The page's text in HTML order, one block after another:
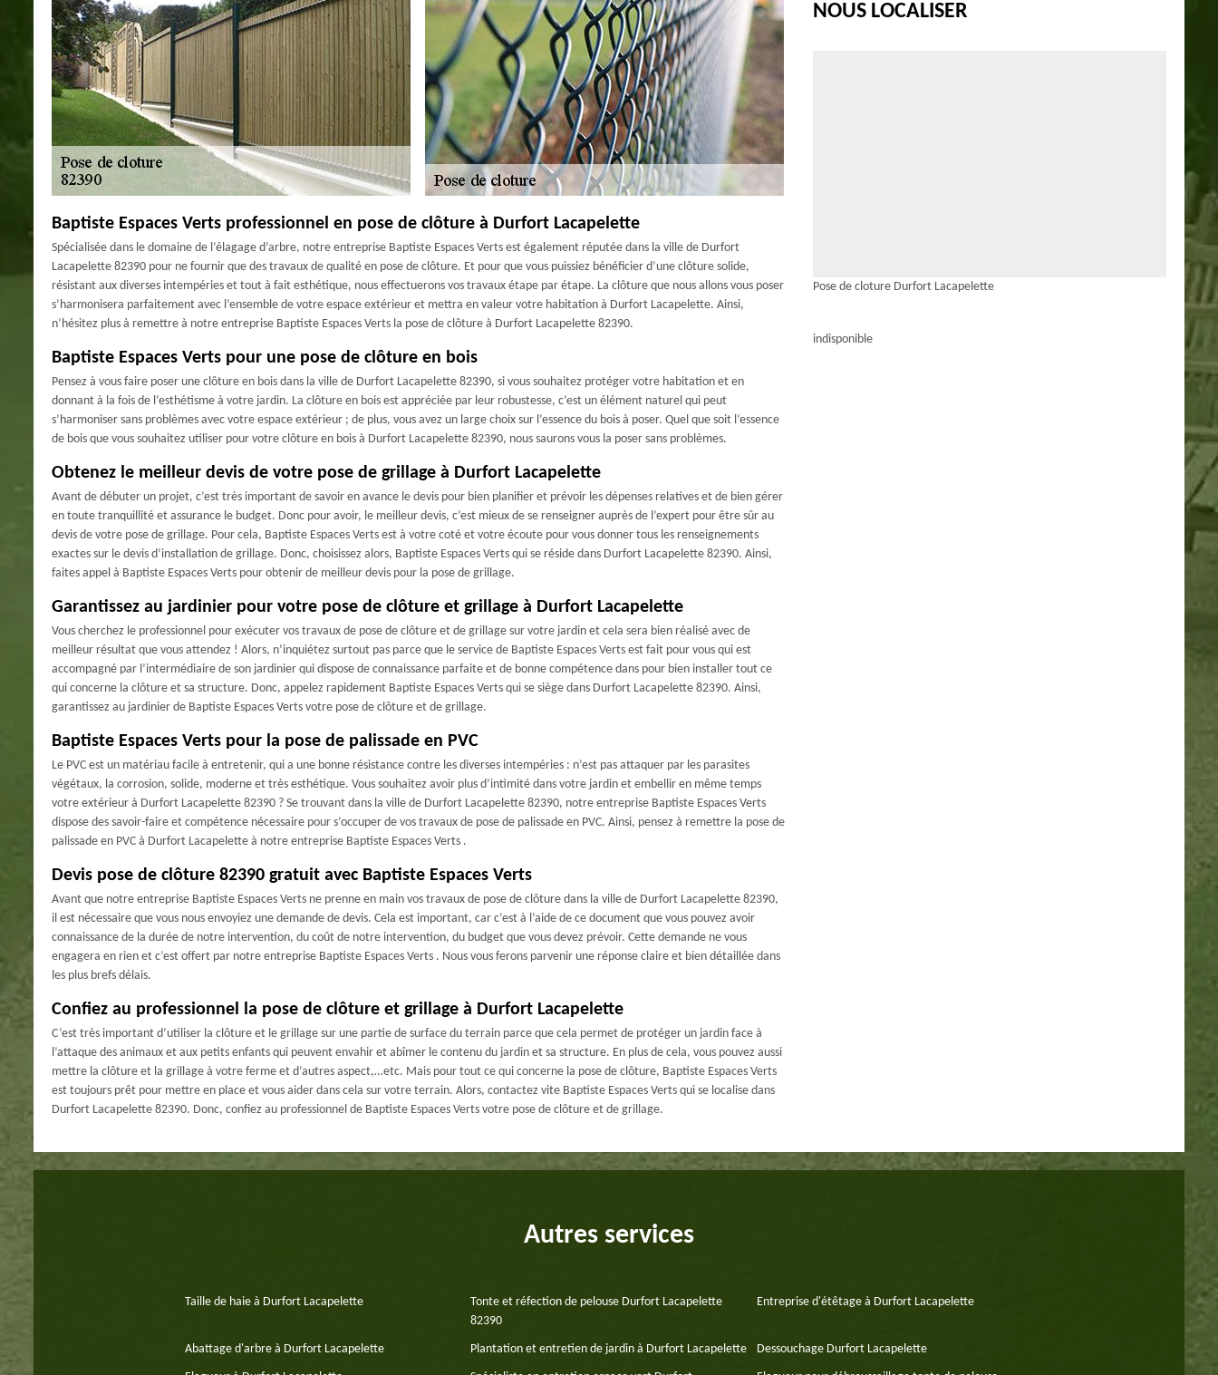
Baptiste Espaces Verts professionnel en pose de clôture à Durfort Lacapelette
Spécialisée dans le domaine de l’élagage d’arbre, notre entreprise Baptiste Espaces Verts est également réputée dans la ville de Durfort
Lacapelette 82390 pour ne fournir que des travaux de qualité en pose de clôture. Et pour que vous puissiez bénéficier d’une clôture solide,
résistant aux diverses intempéries et tout à fait esthétique, nous effectuerons vos travaux étape par étape. La clôture que nous allons vous poser
s’harmonisera parfaitement avec l’ensemble de votre espace extérieur et mettra en valeur votre habitation à Durfort Lacapelette. Ainsi,
n’hésitez plus à remettre à notre entreprise Baptiste Espaces Verts la pose de clôture à Durfort Lacapelette 82390.
Baptiste Espaces Verts pour une pose de clôture en bois
Pensez à vous faire poser une clôture en bois dans la ville de Durfort Lacapelette 82390, si vous souhaitez protéger votre habitation et en
donnant à la fois de l’esthétisme à votre jardin. La clôture en bois est appréciée par leur robustesse, c’est un élément naturel qui peut
s’harmoniser sans problèmes avec votre espace extérieur ; de plus, vous avez un large choix sur l’essence du bois à poser. Quel que soit l’essence
de bois que vous souhaitez utiliser pour votre clôture en bois à Durfort Lacapelette 82390, nous saurons vous la poser sans problèmes.
Obtenez le meilleur devis de votre pose de grillage à Durfort Lacapelette
Avant de débuter un projet, c’est très important de savoir en avance le devis pour bien planifier et prévoir les dépenses relatives et de bien gérer
en toute tranquillité et assurance le budget. Donc pour avoir, le meilleur devis, c’est mieux de se renseigner auprès de l’expert pour être sûr au
devis de votre pose de grillage. Pour cela, Baptiste Espaces Verts est à votre coté et votre écoute pour vous donner tous les renseignements
exactes sur le devis d’installation de grillage. Donc, choisissez alors, Baptiste Espaces Verts qui se réside dans Durfort Lacapelette 82390. Ainsi,
faites appel à Baptiste Espaces Verts pour obtenir de meilleur devis pour la pose de grillage.
Garantissez au jardinier pour votre pose de clôture et grillage à Durfort Lacapelette
Vous cherchez le professionnel pour exécuter vos travaux de pose de clôture et de grillage sur votre jardin et cela sera bien réalisé avec de
meilleur résultat que vous attendez ! Alors, n’inquiétez surtout pas parce que le service de Baptiste Espaces Verts est fait pour vous qui est
accompagné par l’intermédiaire de son jardinier qui dispose de connaissance parfaite et de bonne compétence dans pour bien installer tout ce
qui concerne la clôture et sa structure. Donc, appelez rapidement Baptiste Espaces Verts qui se siège dans Durfort Lacapelette 82390. Ainsi,
garantissez au jardinier de Baptiste Espaces Verts votre pose de clôture et de grillage.
Baptiste Espaces Verts pour la pose de palissade en PVC
Le PVC est un matériau facile à entretenir, qui a une bonne résistance contre les diverses intempéries : n’est pas attaquer par les parasites
végétaux, la corrosion, solide, moderne et très esthétique. Vous souhaitez avoir plus d’intimité dans votre jardin et embellir en même temps
votre extérieur à Durfort Lacapelette 82390 ? Se trouvant dans la ville de Durfort Lacapelette 82390, notre entreprise Baptiste Espaces Verts
dispose des savoir-faire et compétence nécessaire pour s’occuper de vos travaux de pose de palissade en PVC. Ainsi, pensez à remettre la pose de
palissade en PVC à Durfort Lacapelette à notre entreprise Baptiste Espaces Verts .
Devis pose de clôture 82390 gratuit avec Baptiste Espaces Verts
Avant que notre entreprise Baptiste Espaces Verts ne prenne en main vos travaux de pose de clôture dans la ville de Durfort Lacapelette 82390,
il est nécessaire que vous nous envoyiez une demande de devis. Cela est important, car c’est à l’aide de ce document que vous pouvez avoir
connaissance de la durée de notre intervention, du coût de notre intervention, du budget que vous devez prévoir. Cette demande ne vous
engagera en rien et c’est offert par notre entreprise Baptiste Espaces Verts . Nous vous ferons parvenir une réponse claire et bien détaillée dans
les plus brefs délais.
Confiez au professionnel la pose de clôture et grillage à Durfort Lacapelette
C’est très important d’utiliser la clôture et le grillage sur une partie de surface du terrain parce que cela permet de protéger un jardin face à
l’attaque des animaux et aux petits enfants qui peuvent envahir et abîmer le contenu du jardin et sa structure. En plus de cela, vous pouvez aussi
mettre la clôture et la grillage à votre ferme et d’autres aspect,…etc. Mais pour tout ce qui concerne la pose de clôture, Baptiste Espaces Verts
est toujours prêt pour mettre en place et vous aider dans cela sur votre terrain. Alors, contactez vite Baptiste Espaces Verts qui se localise dans
Durfort Lacapelette 82390. Donc, confiez au professionnel de Baptiste Espaces Verts votre pose de clôture et de grillage.
NOUS LOCALISER
Pose de cloture Durfort Lacapelette
indisponible
Autres services
Taille de haie à Durfort Lacapelette
Tonte et réfection de pelouse Durfort Lacapelette
82390
Entreprise d'étêtage à Durfort Lacapelette
Abattage d'arbre à Durfort Lacapelette Plantation et entretien de jardin à Durfort Lacapelette Dessouchage Durfort Lacapelette